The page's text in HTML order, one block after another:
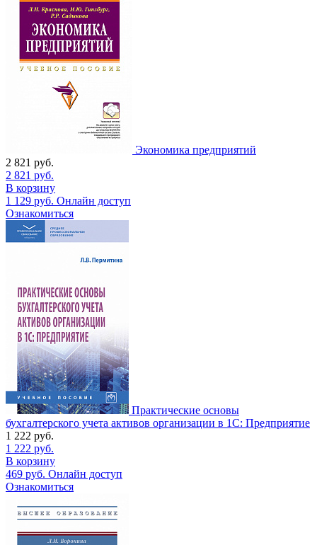
Экономика предприятий
2 821 руб.
2 821 руб.
В корзину
1 129 руб. Онлайн доступ
Ознакомиться
Практические основы
бухгалтерского учета активов организации в 1С: Предприятие
1 222 руб.
1 222 руб.
В корзину
469 руб. Онлайн доступ
Ознакомиться